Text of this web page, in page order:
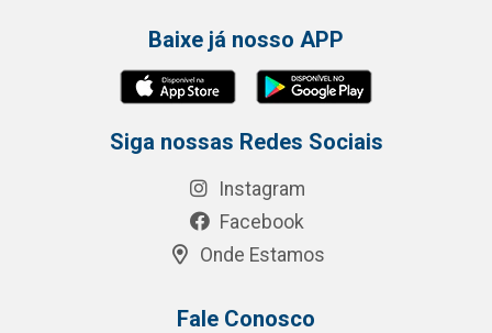
Baixe já nosso APP
Siga nossas Redes Sociais
Instagram
Facebook
Onde Estamos
Fale Conosco